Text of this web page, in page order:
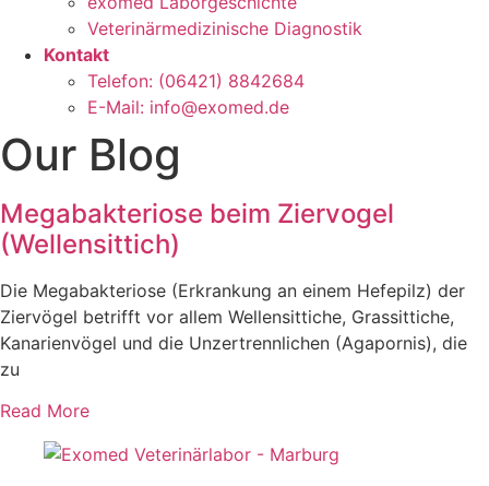
Veterinärmedizinische Diagnostik
Kontakt
Telefon: (06421) 8842684
E-Mail: info@exomed.de
Our Blog
Megabakteriose beim Ziervogel
(Wellensittich)
Die Megabakteriose (Erkrankung an einem Hefepilz) der
Ziervögel betrifft vor allem Wellensittiche, Grassittiche,
Kanarienvögel und die Unzertrennlichen (Agapornis), die
zu
Read More